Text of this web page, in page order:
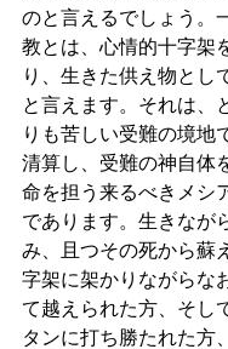
のと言えるでしょう。
教とは、心情的十字架
り、生きた供え物とし
と言えます。それは、
りも苦しい受難の境地
清算し、受難の神自体
命を担う来るべきメシ
であります。生きなが
み、且つその死から蘇
字架に架かりながらな
て越えられた方、そし
タンに打ち勝たれた方